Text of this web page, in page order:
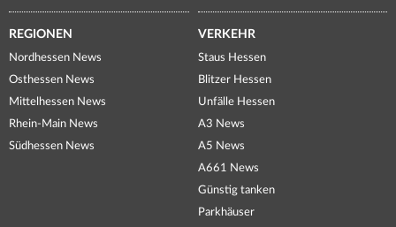
REGIONEN
Nordhessen News
Osthessen News
Mittelhessen News
Rhein-Main News
Südhessen News
VERKEHR
Staus Hessen
Blitzer Hessen
Unfälle Hessen
A3 News
A5 News
A661 News
Günstig tanken
Parkhäuser